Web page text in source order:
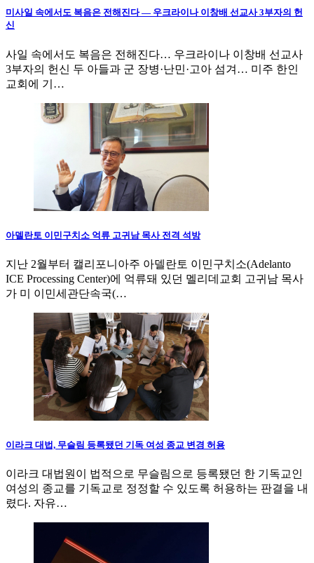
미사일 속에서도 복음은 전해진다 — 우크라이나 이창배 선교사 3부자의 헌
신
사일 속에서도 복음은 전해진다… 우크라이나 이창배 선교사
3부자의 헌신 두 아들과 군 장병·난민·고아 섬겨… 미주 한인
교회에 기…
아델란토 이민구치소 억류 고귀남 목사 전격 석방
지난 2월부터 캘리포니아주 아델란토 이민구치소(Adelanto
ICE Processing Center)에 억류돼 있던 멜리데교회 고귀남 목사
가 미 이민세관단속국(…
이라크 대법, 무슬림 등록됐던 기독 여성 종교 변경 허용
이라크 대법원이 법적으로 무슬림으로 등록됐던 한 기독교인
여성의 종교를 기독교로 정정할 수 있도록 허용하는 판결을 내
렸다. 자유…